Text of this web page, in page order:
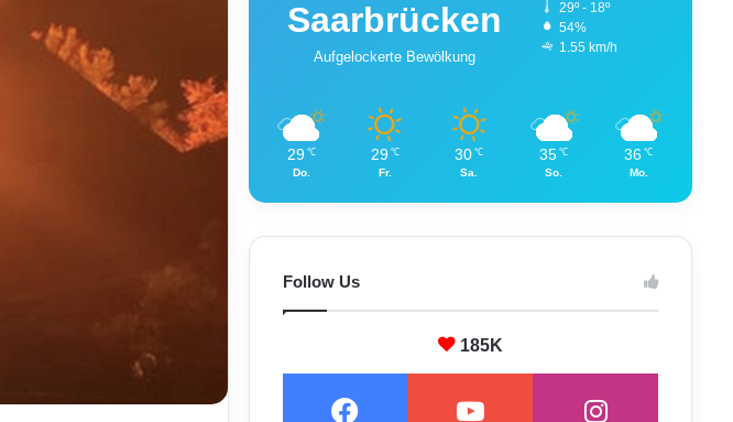
Saarbrücken
Aufgelockerte Bewölkung
29º - 18º
54%
1.55 km/h
29 ℃
Do.
29 ℃
Fr.
30 ℃
Sa.
35 ℃
So.
36 ℃
Mo.
Follow Us
185K